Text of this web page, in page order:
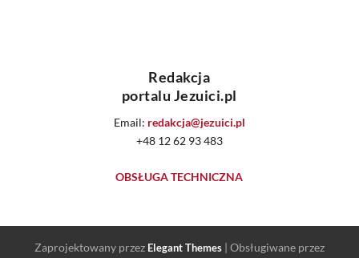
Redakcja
portalu Jezuici.pl
Email: redakcja@jezuici.pl
+48 12 62 93 483
OBSŁUGA TECHNICZNA
Zaprojektowany przez Elegant Themes | Obsługiwane przez